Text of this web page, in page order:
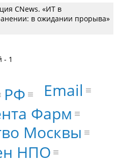
CNews. «ИТ в
в ожидании прорыва»
- 1
НПО
Москвы
Фарм
Email
РФ